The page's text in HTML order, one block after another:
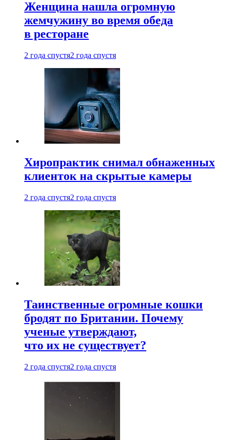
Женщина нашла огромную
жемчужину во время обеда
в ресторане
2 года спустя2 года спустя
Хиропрактик снимал обнаженных
клиенток на скрытые камеры
2 года спустя2 года спустя
Таинственные огромные кошки
бродят по Британии. Почему
ученые утверждают,
что их не существует?
2 года спустя2 года спустя